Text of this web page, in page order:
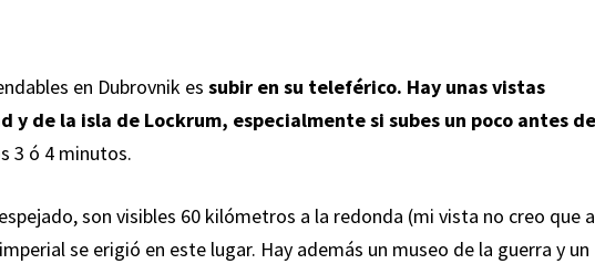
en Dubrovnik essubir en su teleférico. Hay unas vistas
de la isla de Lockrum, especialmente si subes un poco antes
3 ó 4 minutos.
son visibles 60 kilómetros a la redonda (mi vista no creo que
se erigió en este lugar. Hay además un museo de la guerra y un